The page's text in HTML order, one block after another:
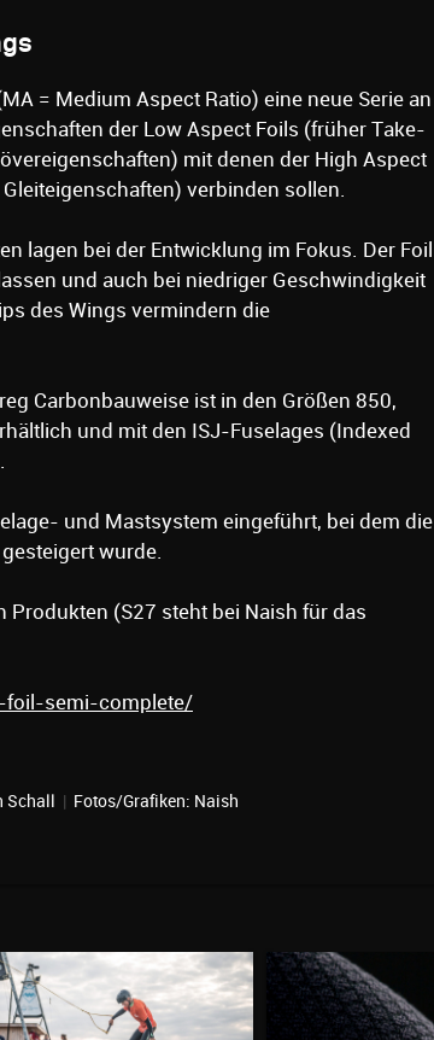
= Medium Aspect Ratio) eine neue Serie an
der Low Aspect Foils (früher Take-
mit denen der High Aspect
verbinden sollen.
lagen bei der Entwicklung im Fokus. Der Foil
und auch bei niedriger Geschwindigkeit
des Wings vermindern die
Carbonbauweise ist in den Größen 850,
und mit den ISJ-Fuselages (Indexed
und Mastsystem eingeführt, bei dem die
wurde.
Produkten (S27 steht bei Naish für das
semi-complete/
Schall | Fotos/Grafiken: Naish